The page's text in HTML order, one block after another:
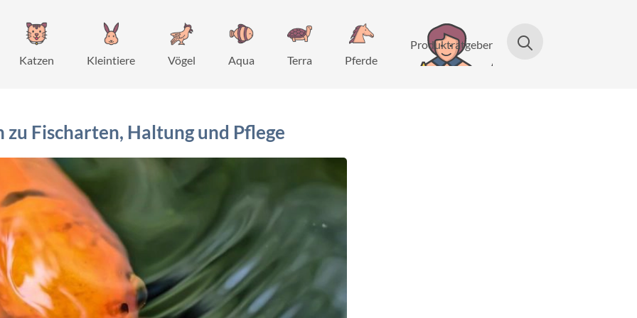
Katzen Kleintiere Vögel Aqua Terra Pferde
Produktratgeber
Fischarten, Haltung und Pflege